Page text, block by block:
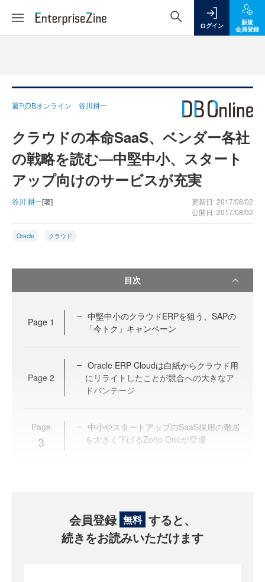
ログイン
新規
会員登録
週刊DBオンライン 谷川耕一
クラウドの本命SaaS、ベンダー各社
の戦略を読む―中堅中小、スタート
アップ向けのサービスが充実
谷川 耕一[著]
更新日: 2017/08/02
公開日: 2017/08/02
Oracle クラウド
目次
Page 1
中堅中小のクラウドERPを狙う、SAPの
「今トク」キャンペーン
Page 2
Oracle ERP Cloudは白紙からクラウド用
にリライトしたことが競合への大きなア
ドバンテージ
Page
3
中小やスタートアップのSaaS採用の敷居
を大きく下げるZoho Oneが登場
会員登録 無料 すると、
続きをお読みいただけます